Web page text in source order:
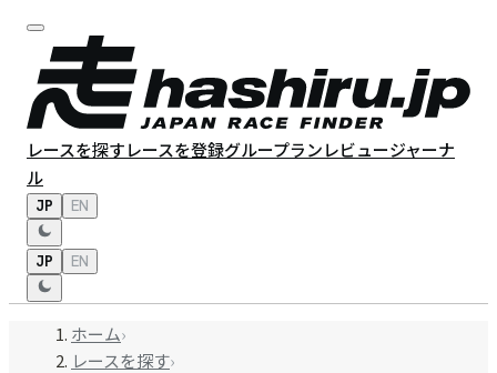
レースを探すレースを登録グループランレビュージャーナ
ル
JP EN
JP EN
ホーム›
レースを探す›